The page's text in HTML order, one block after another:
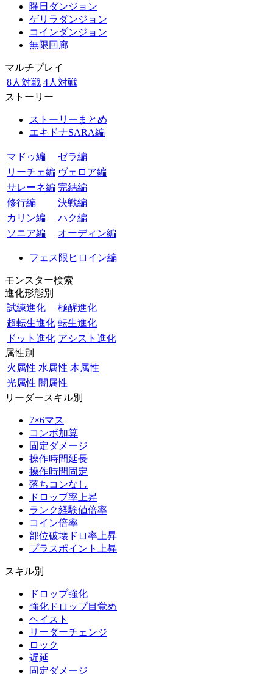
曜日ダンジョン
ゲリラダンジョン
コインダンジョン
無限回廊
マルチプレイ
8人対戦 4人対戦
ストーリー
ストーリーまとめ
エキドナSARA編
マドゥ編
ゼラ編
リーチェ編 ヴェロア編
サレーネ編 完結編
修行編
決戦編
カリン編
ハク編
ソニア編
オーディン編
フェス限ヒロイン編
モンスター検索
進化形態別
試練進化
極醒進化
超転生進化 転生進化
ドット進化 アシスト進化
属性別
火属性 水属性 木属性
光属性 闇属性
リーダースキル別
7×6マス
コンボ加算
固定ダメージ
操作時間延長
操作時間固定
落ちコンなし
ドロップ率上昇
ランク経験値倍率
コイン倍率
部位破壊ドロ率上昇
プラスポイント上昇
スキル別
ドロップ強化
強化ドロップ目覚め
ヘイスト
リーダーチェンジ
ロック
遅延
固定ダメージ